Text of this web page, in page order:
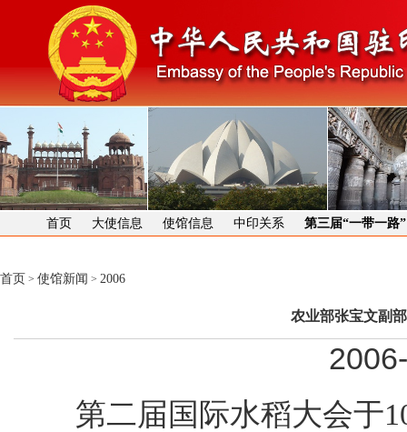
首页 大使信息 使馆信息 中印关系 第三届“一带一路
首页 > 使馆新闻 > 2006
农业部张宝文副
第二届国际水稻大会于10